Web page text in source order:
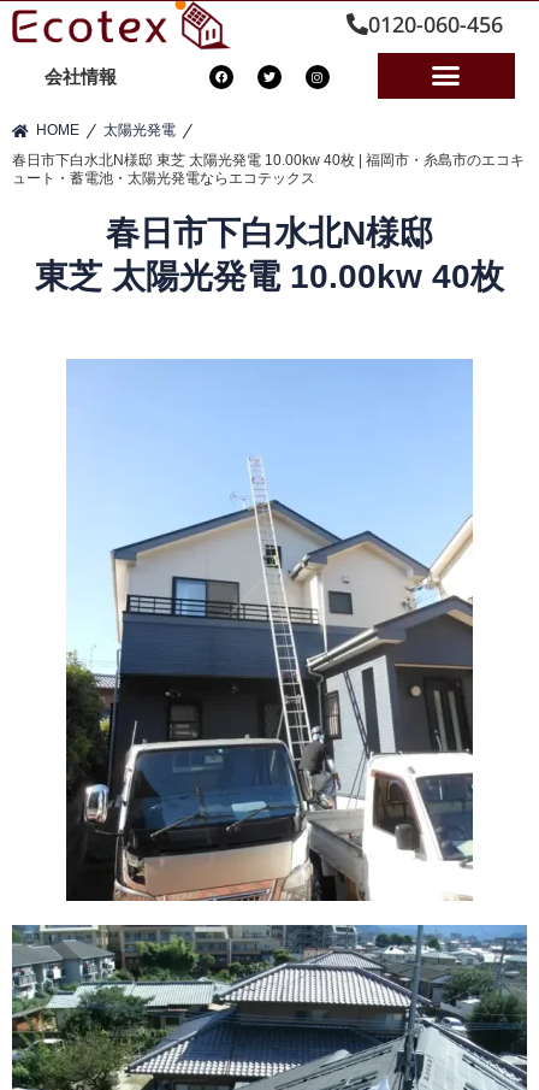
0120-060-456
会社情報
HOME ⁄ 太陽光発電 ⁄
春日市下白水北N様邸 東芝 太陽光発電 10.00kw 40枚 | 福岡市・糸島市のエコキ
ュート・蓄電池・太陽光発電ならエコテックス
春日市下白水北N様邸
東芝 太陽光発電 10.00kw 40枚